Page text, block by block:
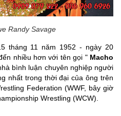
Randy Savage
tháng 11 năm 1952 - ngày 20
nhiều hơn với tên gọi " Macho
bình luận chuyên nghiệp người
nhất trong thời đại của ông trên
Federation (WWF, bây giờ
Wrestling (WCW).